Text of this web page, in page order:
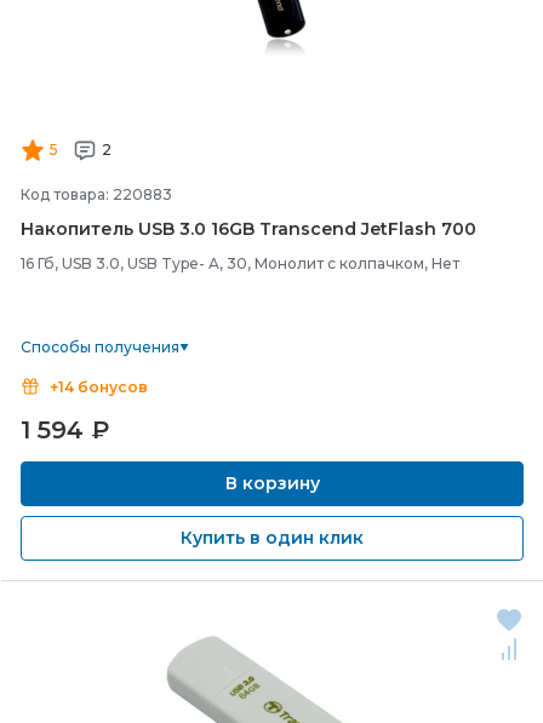
5 2
Код товара: 220883
Накопитель USB 3.0 16GB Transcend JetFlash 700
16 Гб, USB 3.0, USB Type- A, 30, Монолит с колпачком, Нет
Способы получения
+14 бонусов
1 594 ₽
В корзину
Купить в один клик